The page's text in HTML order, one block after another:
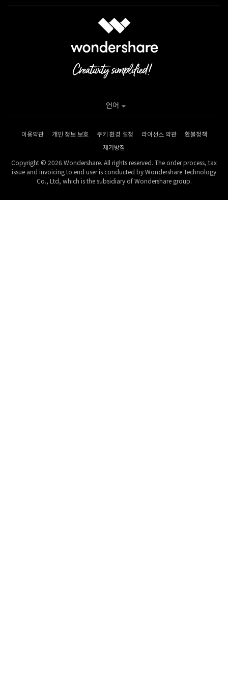
이용약관 개인 정보 보호 쿠키 환경 설정 라이선스 약관
환불정책
제거방침
Copyright © 2026 Wondershare. All rights reserved. The order process, tax
issue and invoicing to end user is conducted by Wondershare Technology
Co., Ltd, which is the subsidiary of Wondershare group.
언어